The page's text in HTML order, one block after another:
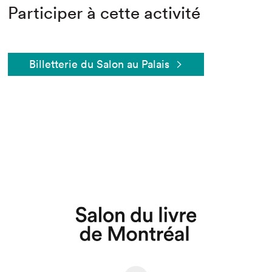
Participer à cette activité
Billetterie du Salon au Palais